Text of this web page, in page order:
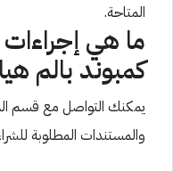
المتاحة.
ما هي إجراءات
كمبوند بالم
يمكنك التواصل مع قسم
والمستندات المطلوبة